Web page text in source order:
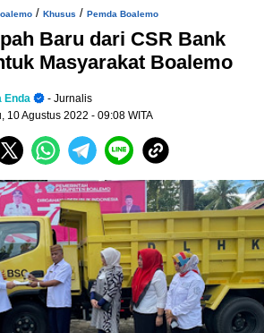
/ Khusus / Pemda Boalemo
Baru dari CSR Bank
Masyarakat Boalemo
Enda
- Jurnalis
10 Agustus 2022 - 09:08 WITA